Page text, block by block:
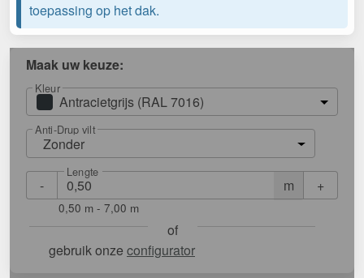
toepassing op het dak.
Maak uw keuze:
Kleur
Antracietgrijs (RAL 7016)
Anti-Drup vilt
Zonder
- m
Lengte
+
0,50 m - 7,00 m
of
gebruik onze configurator